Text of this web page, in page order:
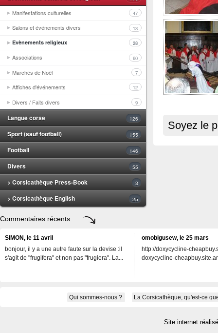
Manifestations culturelles 47
Salons et événements divers 13
Evènements religieux 28
Associations 60
Marchés de Noël 7
Affiches d'événements 12
Divers / Faits divers 9
Langue corse 126
Sport (sauf football) 155
Football 146
Divers 55
> Corsicathèque Press-Book 3
> Corsicathèque English 25
Soyez le
Commentaires récents
SIMON, le 11 avril
bonjour, il y a une autre faute sur la devise :il
s'agit de "frugifera" et non pas "frugiera". La...
omobigusew, le 25 mars
http://doxycycline-
doxycycline-
Qui sommes-nous ? La Corsicathèque, qu'est-ce
Site internet